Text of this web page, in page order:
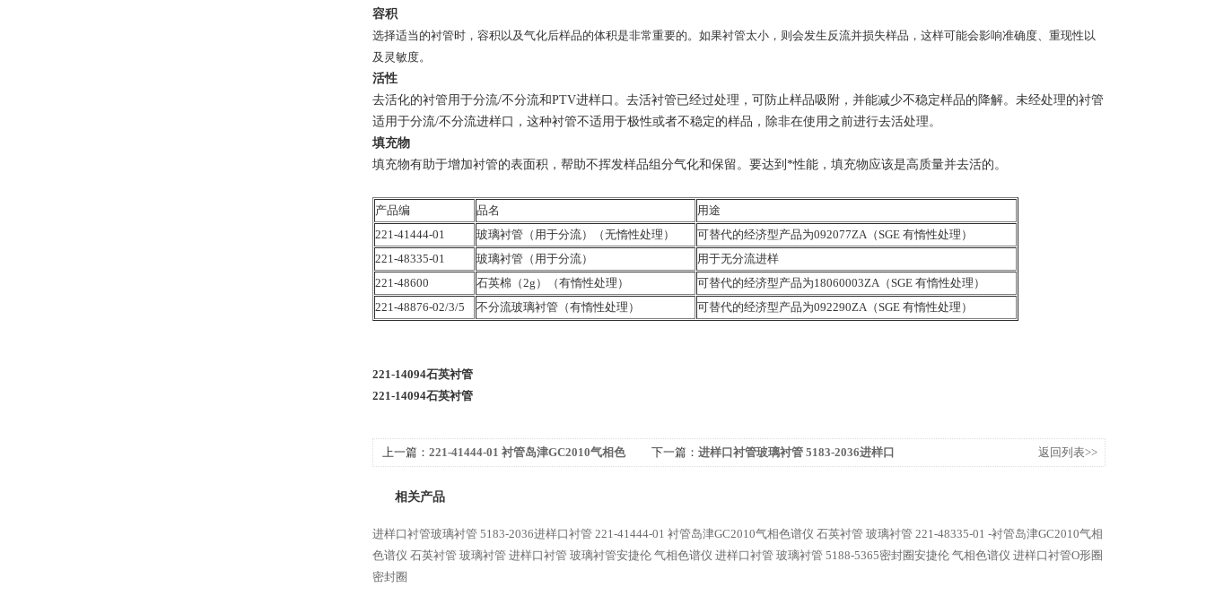
容积
选择适当的衬管时，容积以及气化后样品的体积是非常重要的。如果衬管太小，则会发生反流并损失样品，这样可能会影响准确度、重现性以
及灵敏度。
活性
去活化的衬管用于分流/不分流和PTV进样口。去活衬管已经过处理，可防止样品吸附，并能减少不稳定样品的降解。未经处理的衬管
适用于分流/不分流进样口，这种衬管不适用于极性或者不稳定的样品，除非在使用之前进行去活处理。
填充物
填充物有助于增加衬管的表面积，帮助不挥发样品组分气化和保留。要达到*性能，填充物应该是高质量并去活的。
产品编 品名
用途
221-41444-01
玻璃衬管（用于分流）（无惰性处理）
可替代的经济型产品为092077ZA（SGE 有惰性处理）
221-48335-01
玻璃衬管（用于分流）
用于无分流进样
221-48600
石英棉（2g）（有惰性处理）
可替代的经济型产品为18060003ZA（SGE 有惰性处理）
221-48876-02/3/5
不分流玻璃衬管（有惰性处理） 可替代的经济型产品为092290ZA（SGE 有惰性处理）
221-14094石英衬管
221-14094石英衬管
上一篇： 221-41444-01 衬管岛津GC2010气相色
下一篇： 进样口衬管玻璃衬管 5183-2036进样口
返回列表>>
相关产品
进样口衬管玻璃衬管 5183-2036进样口衬管 221-41444-01 衬管岛津GC2010气相色谱仪 石英衬管 玻璃衬管 221-48335-01 -衬管岛津GC2010气相
色谱仪 石英衬管 玻璃衬管 进样口衬管 玻璃衬管安捷伦 气相色谱仪 进样口衬管 玻璃衬管 5188-5365密封圈安捷伦 气相色谱仪 进样口衬管O形圈
密封圈